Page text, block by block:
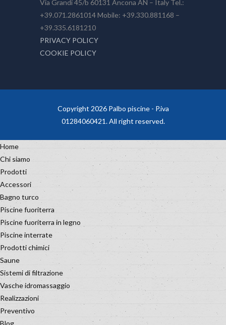
Via Grandi 45/b 60131 Ancona AN – Italy Tel.:
+39.071.2861014 Mobile: +39.330.881168 –
+39.335.6181210
PRIVACY POLICY
COOKIE POLICY
Copyright 2026 Palbo piscine - P.iva
01284060421. All right reserved.
Home
Chi siamo
Prodotti
Accessori
Bagno turco
Piscine fuoriterra
Piscine fuoriterra in legno
Piscine interrate
Prodotti chimici
Saune
Sistemi di filtrazione
Vasche idromassaggio
Realizzazioni
Preventivo